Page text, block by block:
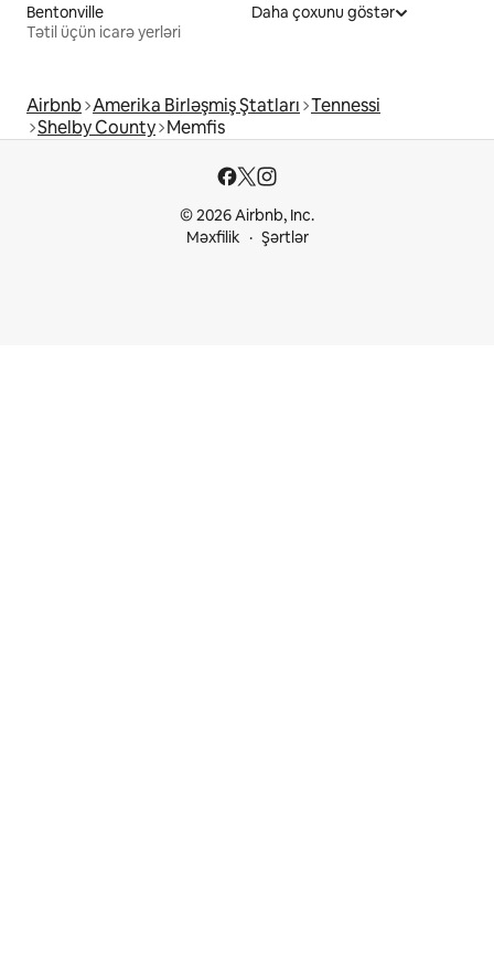
Bentonville
Tətil üçün icarə yerləri
Daha çoxunu göstər
Airbnb Amerika Birləşmiş Ştatları Tennessi
Shelby County Memfis
© 2026 Airbnb, Inc.
Məxfilik
Şərtlər